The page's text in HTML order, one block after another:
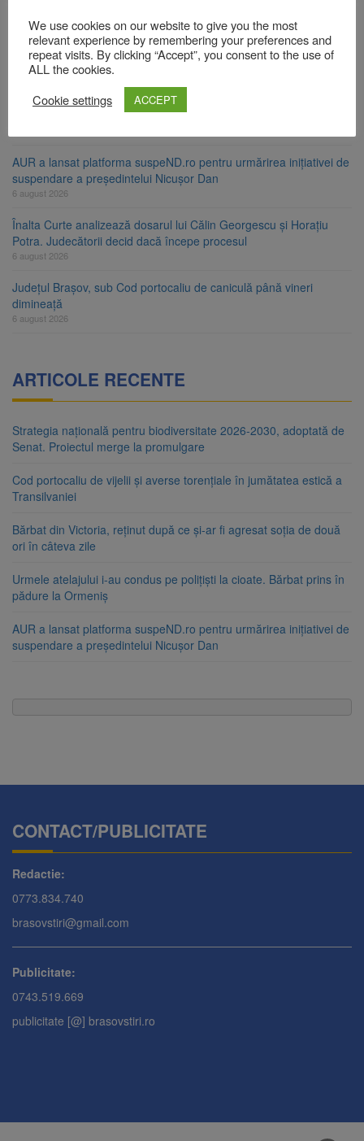
Bărbat din Victoria, reținut după ce și-ar fi agresat soția de două
ori în câteva zile
6 august 2026
Urmele atelajului i-au condus pe polițiști la cioate. Bărbat prins în
AUR a lansat platforma suspeND.ro pentru urmărirea inițiativei de
suspendare a președintelui Nicușor Dan
6 august 2026
Înalta Curte analizează dosarul lui Călin Georgescu și Horațiu
Potra. Judecătorii decid dacă începe procesul
6 august 2026
Județul Brașov, sub Cod portocaliu de caniculă până vineri
dimineață
6 august 2026
ARTICOLE RECENTE
Strategia națională pentru biodiversitate 2026-2030, adoptată de
Senat. Proiectul merge la promulgare
Cod portocaliu de vijelii și averse torențiale în jumătatea estică a
Transilvaniei
Bărbat din Victoria, reținut după ce și-ar fi agresat soția de două
ori în câteva zile
Urmele atelajului i-au condus pe polițiști la cioate. Bărbat prins în
pădure la Ormeniș
AUR a lansat platforma suspeND.ro pentru urmărirea inițiativei de
suspendare a președintelui Nicușor Dan
CONTACT/PUBLICITATE
Redactie:
0773.834.740
brasovstiri@gmail.com
Publicitate:
0743.519.669
publicitate [@] brasovstiri.ro
We use cookies on our website to give you the most
relevant experience by remembering your preferences and
repeat visits. By clicking “Accept”, you consent to the use of
ALL the cookies.
Cookie settings
ACCEPT